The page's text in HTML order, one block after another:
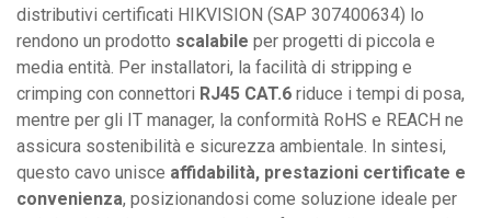
distributivi certificati HIKVISION (SAP 307400634) lo
rendono un prodotto scalabile per progetti di piccola e
media entità. Per installatori, la facilità di stripping e
crimping con connettori RJ45 CAT.6 riduce i tempi di posa,
mentre per gli IT manager, la conformità RoHS e REACH ne
assicura sostenibilità e sicurezza ambientale. In sintesi,
questo cavo unisce affidabilità, prestazioni certificate e
convenienza, posizionandosi come soluzione ideale per